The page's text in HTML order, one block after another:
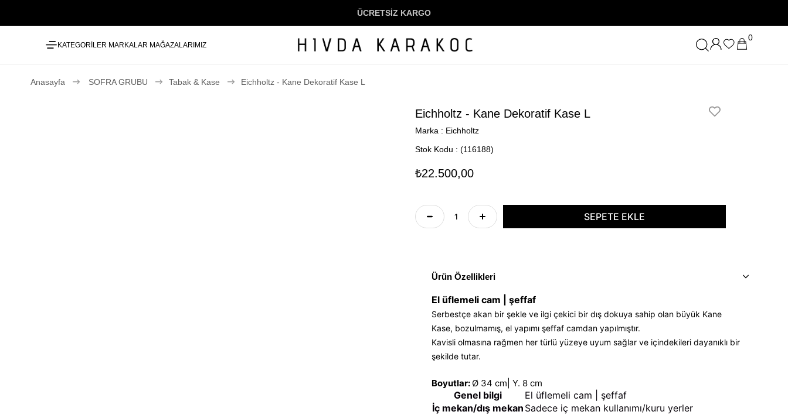
ÜCRETSİZ KARGO
KATEGORİLER MARKALAR MAĞAZALARIMIZ
0
Anasayfa SOFRA GRUBU Tabak & Kase Eichholtz - Kane Dekoratif Kase L
Eichholtz - Kane Dekoratif Kase L
Marka : Eichholtz
Stok Kodu
(116188)
₺22.500,00
Ürün Özellikleri
El üflemeli cam | şeffaf
Serbestçe akan bir şekle ve ilgi çekici bir dış dokuya sahip olan büyük Kane
Kase, bozulmamış, el yapımı şeffaf camdan yapılmıştır.
Kavisli olmasına rağmen her türlü yüzeye uyum sağlar ve içindekileri dayanıklı bir
şekilde tutar.
Boyutlar: Ø 34 cm| Y. 8 cm
Genel bilgi
El üflemeli cam | şeffaf
İç mekan/dış mekan Sadece iç mekan kullanımı/kuru yerler